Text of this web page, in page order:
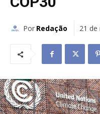
Por Redação 21 de